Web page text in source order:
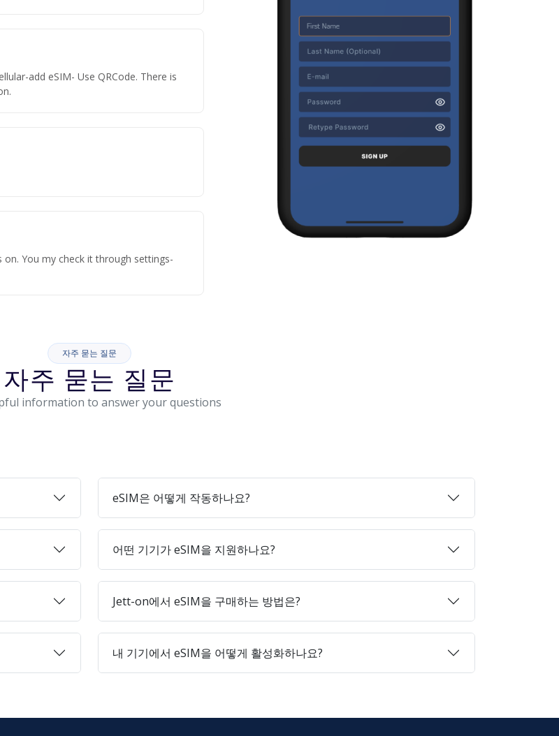
add eSIM- Use QRCode. There is
You my check it through settings-
자주 묻는 질문
자주 묻는 질문
information to answer your questions
eSIM은 어떻게 작동하나요?
어떤 기기가 eSIM을 지원하나요?
Jett-on에서 eSIM을 구매하는 방법은?
내 기기에서 eSIM을 어떻게 활성화하나요?